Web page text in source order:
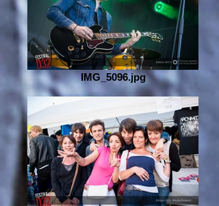
IMG_5096.jpg